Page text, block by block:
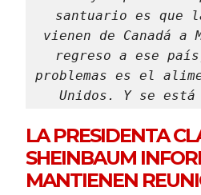
santuario es que
vienen de Canadá a
regreso a ese
problemas es el
Unidos. Y se está
LA PRESIDENTA
SHEINBAUM
MANTIENEN